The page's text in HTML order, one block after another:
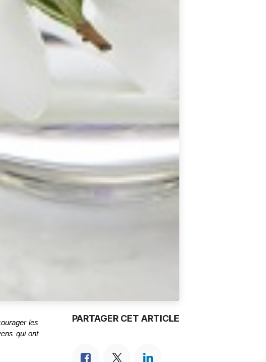
les
qui ont
PARTAGER CET ARTICLE